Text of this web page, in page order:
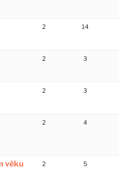
2 14
2 3
2 3
2 4
věku
2 5